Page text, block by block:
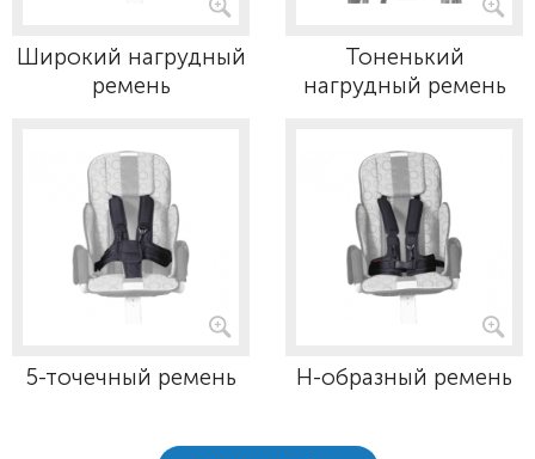
Широкий нагрудный
ремень
Тоненький
нагрудный ремень
5-точечный ремень Н-образный ремень